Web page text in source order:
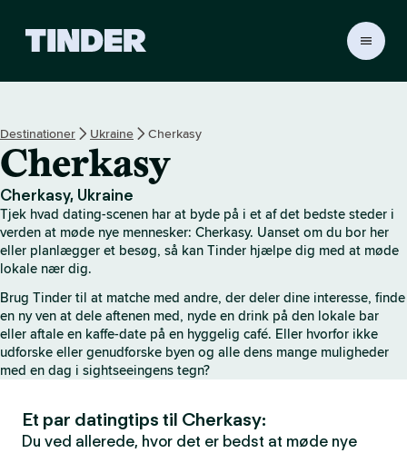
r
s
a
r
t
d
e
Destinationer Ukraine Cherkasy
Cherkasy
Cherkasy, Ukraine
Tjek hvad dating-scenen har at byde på i et af det bedste steder i
verden at møde nye mennesker: Cherkasy. Uanset om du bor her
eller planlægger et besøg, så kan Tinder hjælpe dig med at møde
lokale nær dig.
Brug Tinder til at matche med andre, der deler dine interesse, finde
en ny ven at dele aftenen med, nyde en drink på den lokale bar
eller aftale en kaffe-date på en hyggelig café. Eller hvorfor ikke
udforske eller genudforske byen og alle dens mange muligheder
med en dag i sightseeingens tegn?
Et par datingtips til Cherkasy:
Du ved allerede, hvor det er bedst at møde nye